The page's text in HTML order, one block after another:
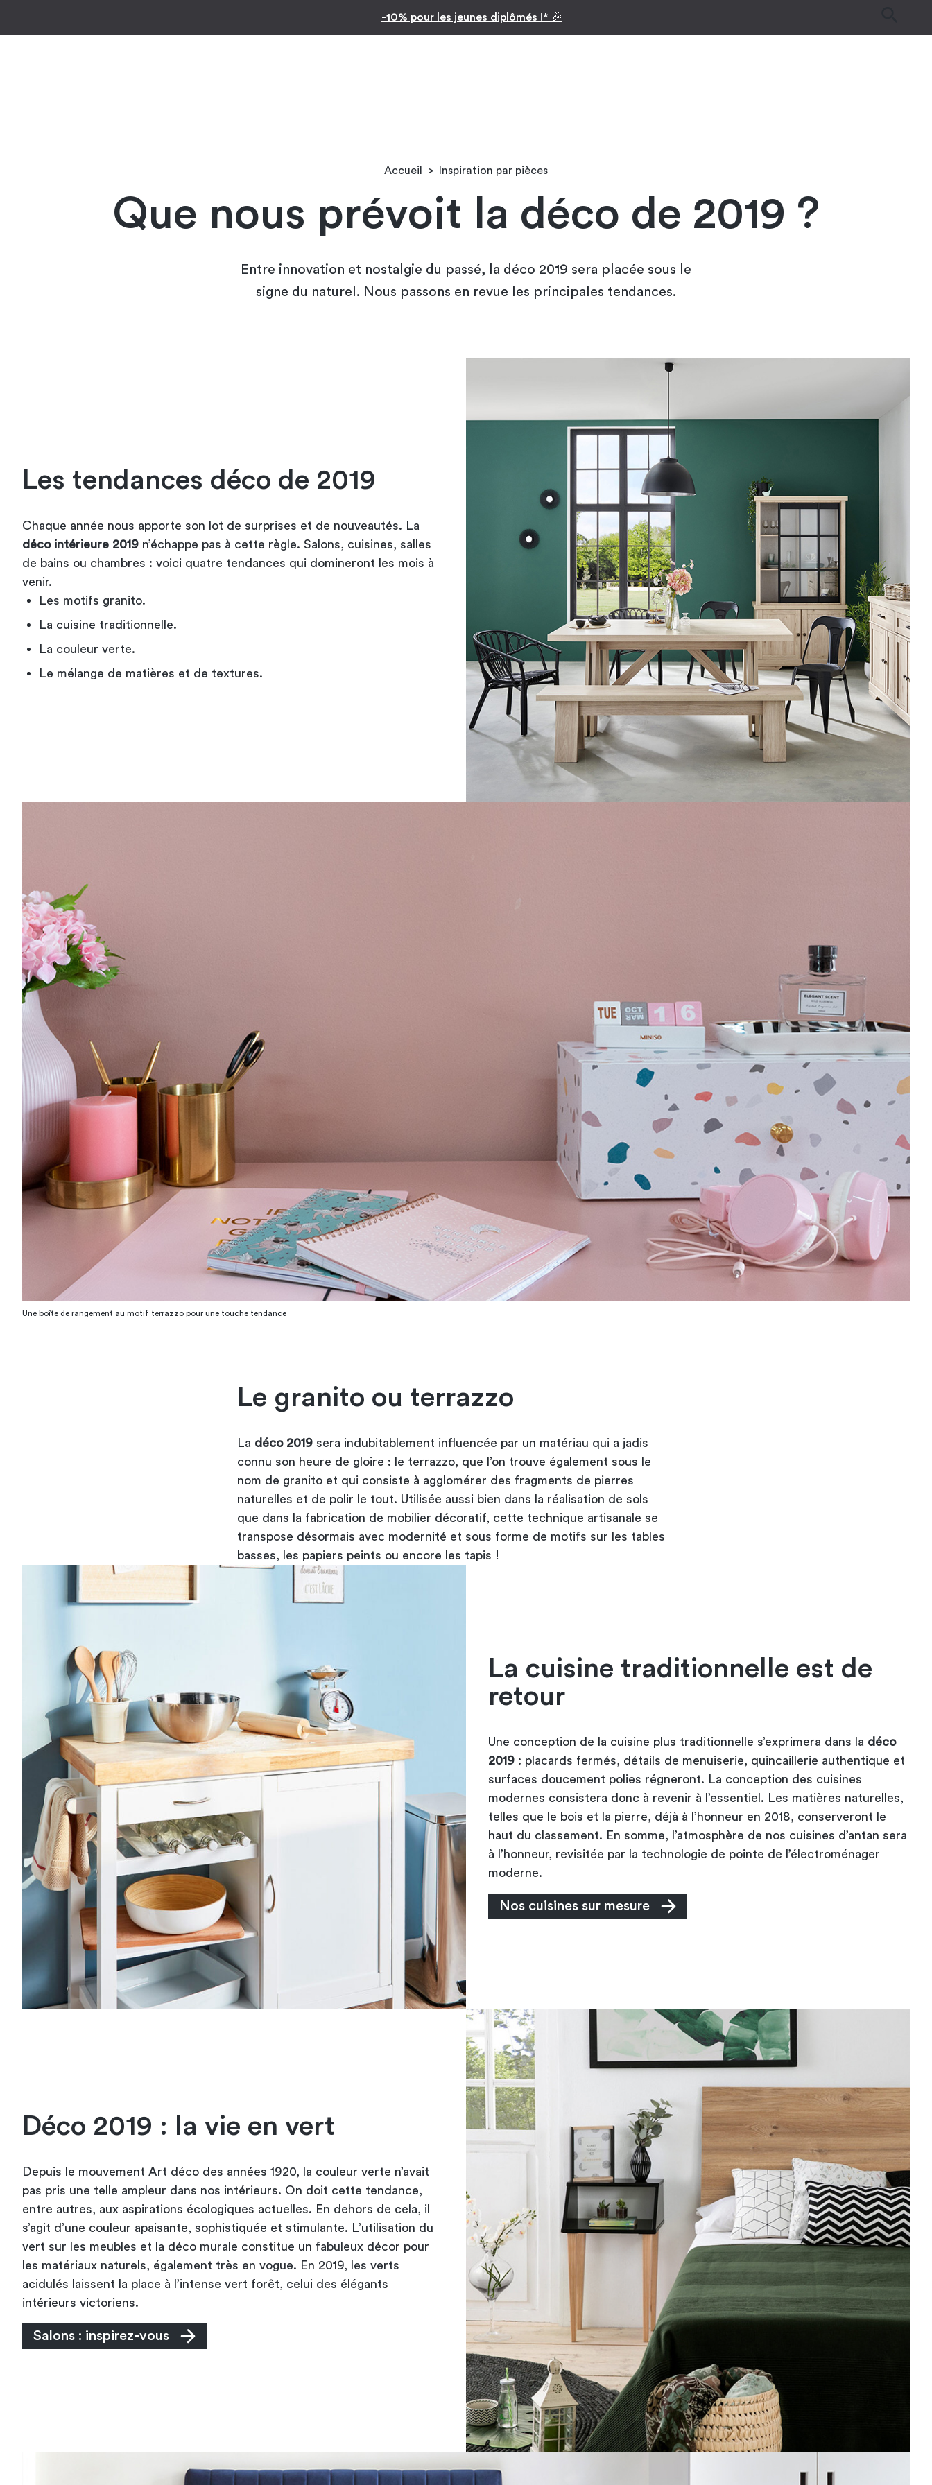
Facilitez vos achats avec le paiement en 10x
Inspiration par pièces
Accueil > Inspiration par pièces
Que nous prévoit la déco de 2019 ?
Entre innovation et nostalgie du passé, la déco 2019 sera placée sous le
signe du naturel. Nous passons en revue les principales tendances.
Une boîte de rangement au motif terrazzo pour une touche tendance
Les tendances déco de 2019
Chaque année nous apporte son lot de surprises et de nouveautés. La
déco intérieure 2019 n’échappe pas à cette règle. Salons, cuisines, salles
de bains ou chambres : voici quatre tendances qui domineront les mois à
venir.
Les motifs granito.
La cuisine traditionnelle.
La couleur verte.
Le mélange de matières et de textures.
Le granito ou terrazzo
La déco 2019 sera indubitablement influencée par un matériau qui a jadis
connu son heure de gloire : le terrazzo, que l’on trouve également sous le
nom de granito et qui consiste à agglomérer des fragments de pierres
naturelles et de polir le tout. Utilisée aussi bien dans la réalisation de sols
que dans la fabrication de mobilier décoratif, cette technique artisanale se
transpose désormais avec modernité et sous forme de motifs sur les tables
basses, les papiers peints ou encore les tapis !
La cuisine traditionnelle est de
retour
Une conception de la cuisine plus traditionnelle s’exprimera dans la déco
2019 : placards fermés, détails de menuiserie, quincaillerie authentique et
surfaces doucement polies régneront. La conception des cuisines
modernes consistera donc à revenir à l’essentiel. Les matières naturelles,
telles que le bois et la pierre, déjà à l’honneur en 2018, conserveront le
haut du classement. En somme, l’atmosphère de nos cuisines d’antan sera
à l’honneur, revisitée par la technologie de pointe de l’électroménager
moderne.
Nos cuisines sur mesure
Déco 2019 : la vie en vert
Depuis le mouvement Art déco des années 1920, la couleur verte n’avait
pas pris une telle ampleur dans nos intérieurs. On doit cette tendance,
entre autres, aux aspirations écologiques actuelles. En dehors de cela, il
s’agit d’une couleur apaisante, sophistiquée et stimulante. L’utilisation du
vert sur les meubles et la déco murale constitue un fabuleux décor pour
les matériaux naturels, également très en vogue. En 2019, les verts
acidulés laissent la place à l’intense vert forêt, celui des élégants
intérieurs victoriens.
Salons : inspirez-vous